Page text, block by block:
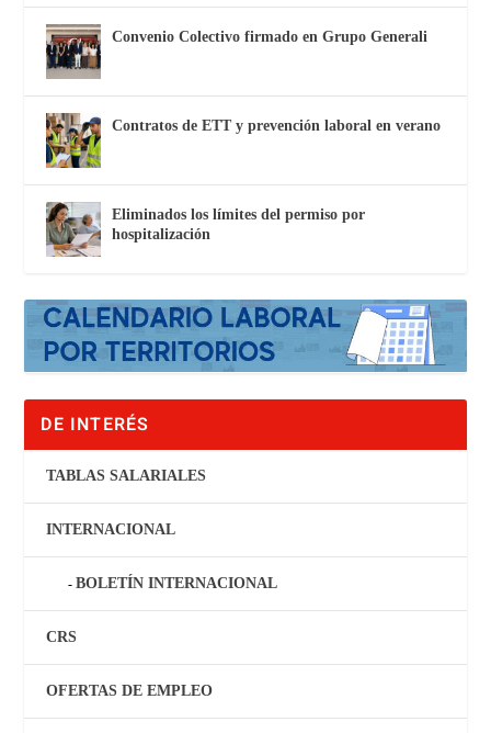
Convenio Colectivo firmado en Grupo Generali
Contratos de ETT y prevención laboral en verano
Eliminados los límites del permiso por
hospitalización
DE INTERÉS
TABLAS SALARIALES
INTERNACIONAL
BOLETÍN INTERNACIONAL
CRS
OFERTAS DE EMPLEO